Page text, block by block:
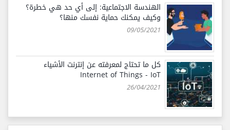
الهندسة الاجتماعية: إلى أي حد هي خطرة؟
وكيف يمكنك حماية نفسك منها؟
09/05/2021
كل ما تحتاج لمعرفته عن إنترنت الأشياء
Internet of Things - IoT
26/04/2021